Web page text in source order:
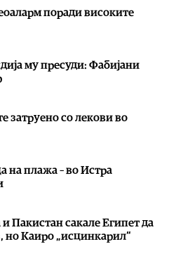
поради високите
му пресуди: Фабијани
затруено со лекови во
на плажа – во Истра
и Пакистан сакале Египет да
но Каиро „исцинкарил“